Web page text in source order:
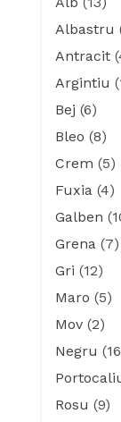
Albastru
Antracit
Argintiu
Bej (6)
Bleo (8)
Crem (5)
Fuxia (4)
Galben
Grena (7)
Gri (12)
Maro (5)
Mov (2)
Negru
Rosu (9)